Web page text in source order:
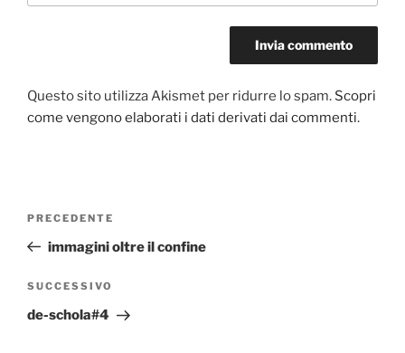
Questo sito utilizza Akismet per ridurre lo spam. Scopri
come vengono elaborati i dati derivati dai commenti.
Navigazione
Articolo
precedente:
PRECEDENTE
immagini oltre il confine
Articolo
successivo
SUCCESSIVO
de-schola#4